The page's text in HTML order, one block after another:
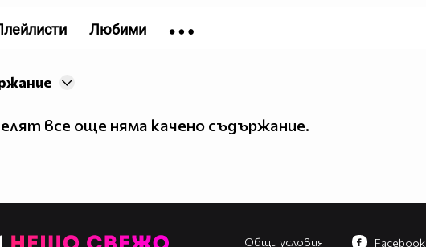
все още няма качено съдържание.
Любими
Общи условия Facebook